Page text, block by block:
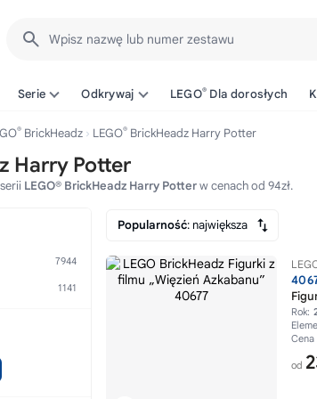
Wpisz nazwę lub numer zestawu
Serie Odkrywaj LEGO® Dla dorosłych
® BrickHeadz LEGO® BrickHeadz Harry Potter
Harry Potter
LEGO® BrickHeadz Harry Potterw cenach od 94zł.
Popularność: największa
Rok:
Cena
od